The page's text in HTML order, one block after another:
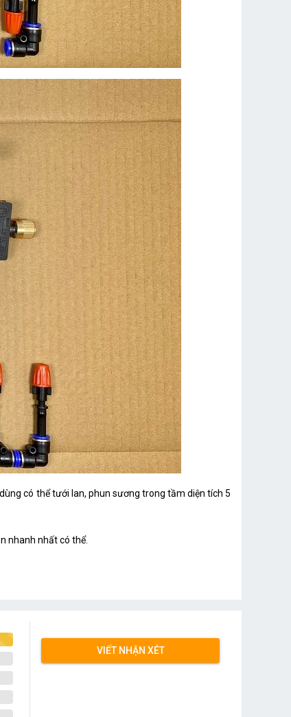
có thể tưới lan, phun sương trong tầm diện tích 5
nhanh nhất có thể.
VIẾT NHẬN XÉT